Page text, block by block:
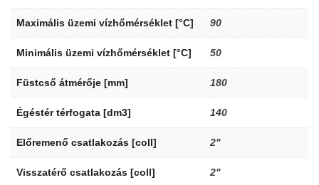
Maximális üzemi vízhőmérséklet [°C] 90
Minimális üzemi vízhőmérséklet [°C] 50
Füstcső átmérője [mm] 180
Égéstér térfogata [dm3] 140
Előremenő csatlakozás [coll] 2"
Visszatérő csatlakozás [coll] 2"